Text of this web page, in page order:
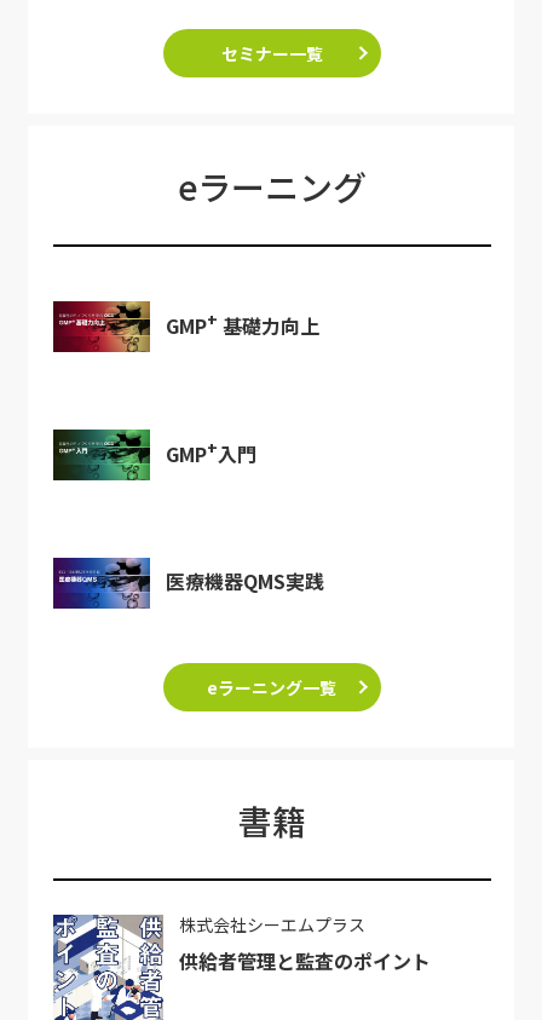
セミナー一覧
eラーニング
GMP+ 基礎力向上
GMP+入門
医療機器QMS実践
eラーニング一覧
書籍
株式会社シーエムプラス
供給者管理と監査のポイント